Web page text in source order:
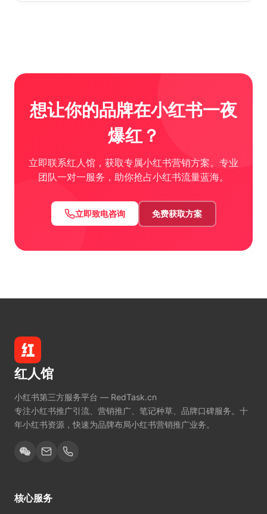
想让你的品牌在小红书一夜
爆红？
立即联系红人馆，获取专属小红书营销方案。专业
团队一对一服务，助你抢占小红书流量蓝海。
立即致电咨询 免费获取方案
红人馆
小红书第三方服务平台 — RedTask.cn
专注小红书推广引流、营销推广、笔记种草、品牌口碑服务。十
年小红书资源，快速为品牌布局小红书营销推广业务。
核心服务